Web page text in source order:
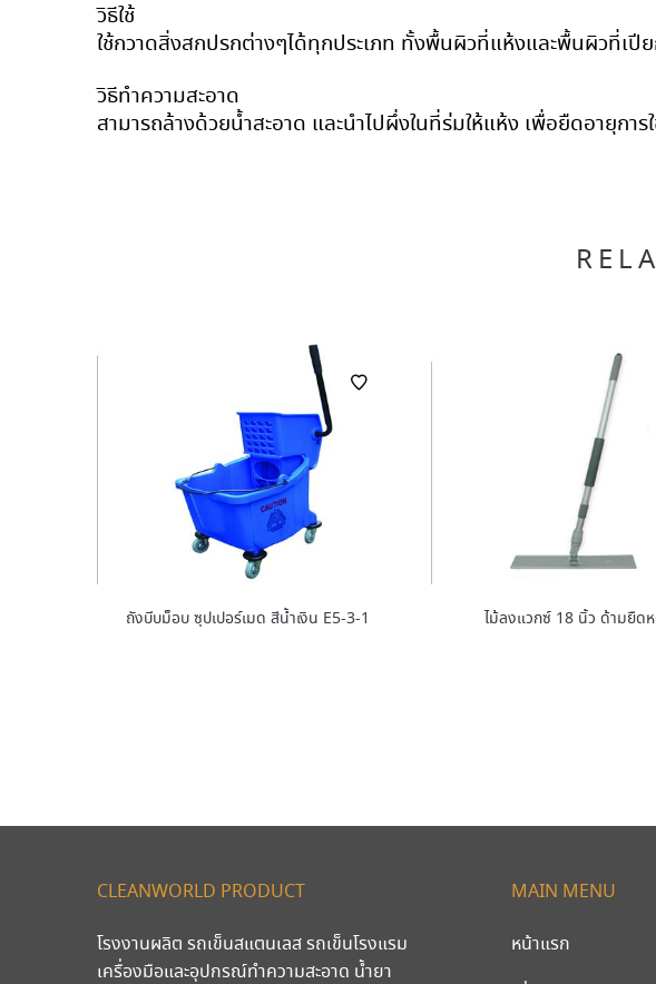
วิธีใช้
ใช้กวาดสิ่งสกปรกต่างๆได้ทุกประเภท ทั้งพื้นผิวที่แห้งและพื้นผิวที่เปี
วิธีทำความสะอาด
สามารถล้างด้วยน้ำสะอาด และนำไปผึ่งในที่ร่มให้แห้ง เพื่อยืดอายุกา
ถังบีบม็อบ ซุปเปอร์เมด สีน้ำเงิน E5-3-1 ไม้ลงแวกซ์ 18 นิ้ว ด้ามยืด
CLEANWORLD PRODUCT
โรงงานผลิต รถเข็นสแตนเลส รถเข็นโรงแรม
เครื่องมือและอุปกรณ์ทำความสะอาด น้ำยา
MAIN MENU
หน้าแรก